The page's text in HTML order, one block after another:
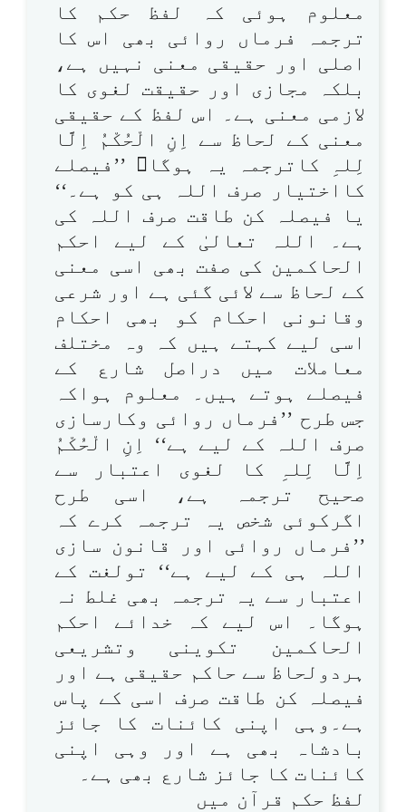
معلوم ہوئی کہ لفظ حکم کا
ترجمہ فرماں روائی بھی اس کا
اصلی اور حقیقی معنی نہیں ہے،
بلکہ مجازی اور حقیقت لغوی کا
لازمی معنی ہے۔ اس لفظ کے حقیقی
معنی کے لحاظ سے اِنِ الْحُکْمُ اِلَّا
لِلہِ کاترجمہ یہ ہوگا ’’فیصلے
کااختیار صرف اللہ ہی کو ہے۔‘‘
یا فیصلہ کن طاقت صرف اللہ کی
ہے۔ اللہ تعالیٰ کے لیے احکم
الحاکمین کی صفت بھی اسی معنی
کے لحاظ سے لائی گئی ہے اور شرعی
وقانونی احکام کو بھی احکام
اسی لیے کہتے ہیں کہ وہ مختلف
معاملات میں دراصل شارع کے
فیصلے ہوتے ہیں۔ معلوم ہواکہ
جس طرح ’’فرماں روائی وکارسازی
صرف اللہ کے لیے ہے‘‘ اِنِ الْحُکْمُ
اِلَّا لِلہِ کا لغوی اعتبار سے
صحیح ترجمہ ہے، اسی طرح
اگرکوئی شخص یہ ترجمہ کرے کہ
’’فرماں روائی اور قانون سازی
اللہ ہی کے لیے ہے‘‘ تولغت کے
اعتبار سے یہ ترجمہ بھی غلط نہ
ہوگا۔ اس لیے کہ خدائے احکم
الحاکمین تکوینی وتشریعی
ہردولحاظ سے حاکم حقیقی ہے اور
فیصلہ کن طاقت صرف اسی کے پاس
ہے۔وہی اپنی کائنات کا جائز
بادشاہ بھی ہے اور وہی اپنی
کائنات کا جائز شارع بھی ہے۔
لفظ حکم قرآن میں